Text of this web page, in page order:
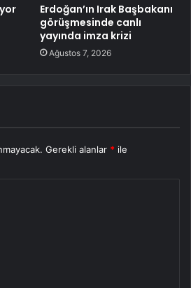
Erdoğan’ın Irak Başbakanı
görüşmesinde canlı
yayında imza krizi
Ağustos 7, 2026
Gerekli alanlar * ile